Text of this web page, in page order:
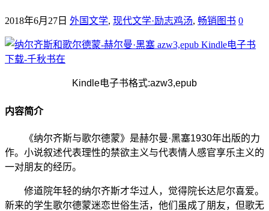
2018年6月27日 外国文学, 现代文学·励志鸡汤, 畅销图书 0
Kindle电子书格式:azw3,epub
内容简介
《纳尔齐斯与歌尔德蒙》是赫尔曼·黑塞1930年出版的力
作。小说叙述代表理性的禁欲主义与代表情人感官享乐主义的
一对朋友的经历。
修道院年轻的纳尔齐斯才华过人，觉得院长达尼尔喜爱。
新来的学生歌尔德蒙迷恋世俗生活，他们虽成了朋友，但歌无